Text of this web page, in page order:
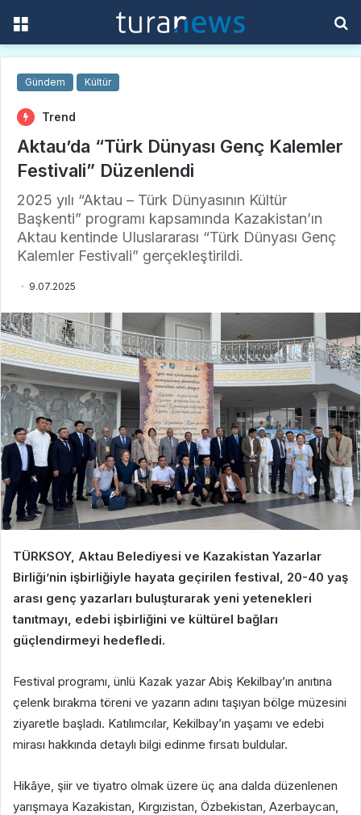
Gündem Kültür
Trend
Aktau’da “Türk Dünyası Genç Kalemler
Festivali” Düzenlendi
2025 yılı “Aktau – Türk Dünyasının Kültür
Başkenti” programı kapsamında Kazakistan’ın
Aktau kentinde Uluslararası “Türk Dünyası Genç
Kalemler Festivali” gerçekleştirildi.
9.07.2025
TÜRKSOY, Aktau Belediyesi ve Kazakistan Yazarlar
Birliği’nin işbirliğiyle hayata geçirilen festival, 20-40 yaş
arası genç yazarları buluşturarak yeni yetenekleri
tanıtmayı, edebi işbirliğini ve kültürel bağları
güçlendirmeyi hedefledi.
Festival programı, ünlü Kazak yazar Abiş Kekilbay’ın anıtına
çelenk bırakma töreni ve yazarın adını taşıyan bölge müzesini
ziyaretle başladı. Katılımcılar, Kekilbay’ın yaşamı ve edebi
mirası hakkında detaylı bilgi edinme fırsatı buldular.
Hikâye, şiir ve tiyatro olmak üzere üç ana dalda düzenlenen
yarışmaya Kazakistan, Kırgızistan, Özbekistan, Azerbaycan,